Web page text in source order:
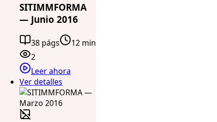
SITIMMFORMA
— Junio 2016
38 págs
12 min
2
Leer ahora
Ver detalles